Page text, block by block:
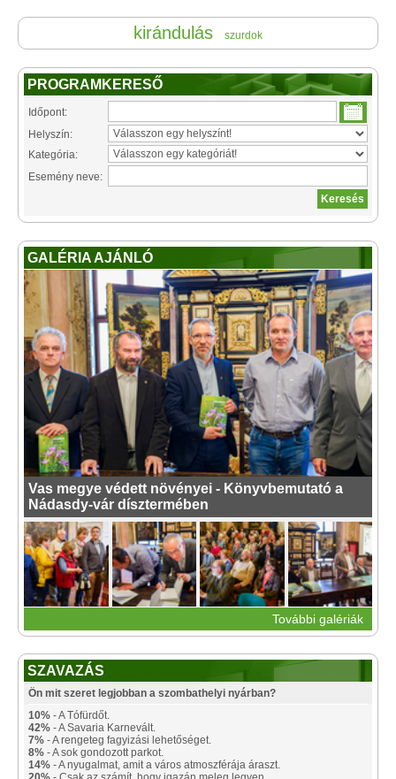
kirándulás szurdok
PROGRAMKERESŐ
Időpont:
Helyszín:
Kategória:
Esemény neve:
GALÉRIA AJÁNLÓ
Vas megye védett növényei - Könyvbemutató a
Nádasdy-vár dísztermében
További galériák
SZAVAZÁS
Ön mit szeret legjobban a szombathelyi nyárban?
10% - A Tófürdőt.
42% - A Savaria Karnevált.
7% - A rengeteg fagyizási lehetőséget.
8% - A sok gondozott parkot.
14% - A nyugalmat, amit a város atmoszférája áraszt.